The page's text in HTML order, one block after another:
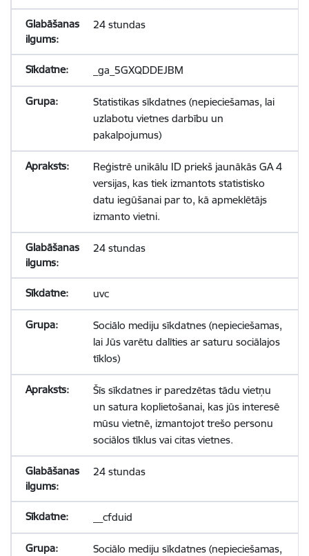
24 stundas
_ga_5GXQDDEJBM
Statistikas sīkdatnes (nepieciešamas, lai
uzlabotu vietnes darbību un
pakalpojumus)
Reģistrē unikālu ID priekš jaunākās GA 4
versijas, kas tiek izmantots statistisko
datu iegūšanai par to, kā apmeklētājs
izmanto vietni.
24 stundas
uvc
Sociālo mediju sīkdatnes (nepieciešamas,
lai Jūs varētu dalīties ar saturu sociālajos
tīklos)
Šīs sīkdatnes ir paredzētas tādu vietņu
un satura koplietošanai, kas jūs interesē
mūsu vietnē, izmantojot trešo personu
sociālos tīklus vai citas vietnes.
24 stundas
__cfduid
Sociālo mediju sīkdatnes (nepieciešamas,